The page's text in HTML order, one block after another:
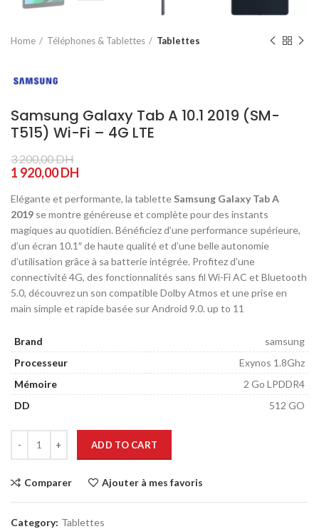
Home Téléphones & Tablettes Tablettes
Samsung Galaxy Tab A 10.1 2019 (SM-
T515) Wi-Fi – 4G LTE
3 200,00DH
1 920,00DH
Elégante et performante, la tablette Samsung Galaxy Tab A
2019 se montre généreuse et complète pour des instants
magiques au quotidien. Bénéficiez d’une performance supérieure,
d’un écran 10.1″ de haute qualité et d’une belle autonomie
d’utilisation grâce à sa batterie intégrée. Profitez d’une
connectivité 4G, des fonctionnalités sans fil Wi-Fi AC et Bluetooth
5.0, découvrez un son compatible Dolby Atmos et une prise en
main simple et rapide basée sur Android 9.0. up to 11
Brand
samsung
Processeur
Exynos 1.8Ghz
Mémoire
2 Go LPDDR4
DD
512 GO
ADD TO CART
Comparer Ajouter à mes favoris
Category: Tablettes